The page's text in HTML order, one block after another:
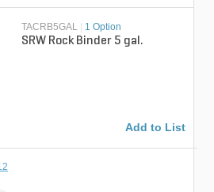
TACRB5GAL | 1 Option
SRW Rock Binder 5 gal.
Add to List